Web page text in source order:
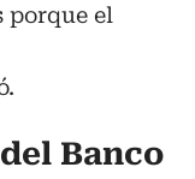
porque el
Banco